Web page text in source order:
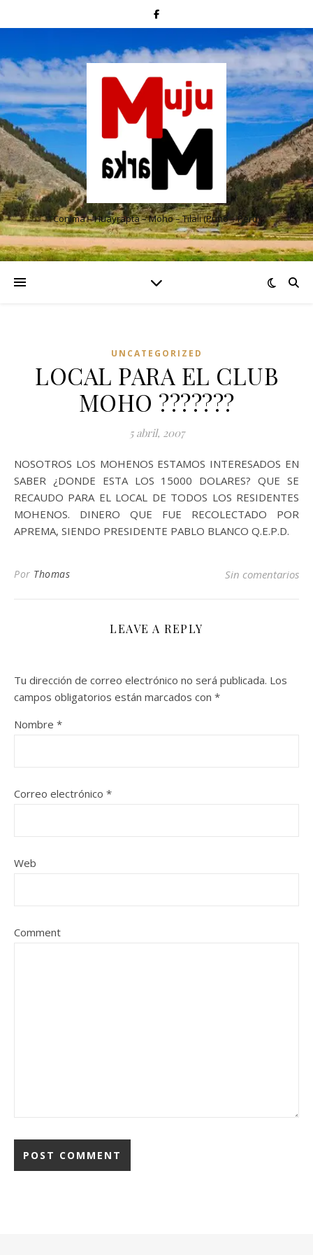
Conima – Huayrapta – Moho – Tilali (Puno – Perú)
UNCATEGORIZED
LOCAL PARA EL CLUB
MOHO ???????
5 abril, 2007
NOSOTROS LOS MOHENOS ESTAMOS INTERESADOS EN
SABER ¿DONDE ESTA LOS 15000 DOLARES? QUE SE
RECAUDO PARA EL LOCAL DE TODOS LOS RESIDENTES
MOHENOS. DINERO QUE FUE RECOLECTADO POR
APREMA, SIENDO PRESIDENTE PABLO BLANCO Q.E.P.D.
Por Thomas Sin comentarios
LEAVE A REPLY
Tu dirección de correo electrónico no será publicada. Los
campos obligatorios están marcados con *
Nombre *
Correo electrónico *
Web
Comment